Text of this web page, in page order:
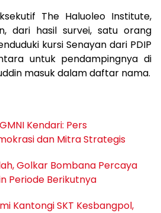
The Haluoleo Institute,
dari hasil survei, satu orang
kursi Senayan dari PDIP
untuk pendampingnya di
masuk dalam daftar nama.
Kendari: Pers
dan Mitra Strategis
Golkar Bombana Percaya
Periode Berikutnya
Kantongi SKT Kesbangpol,